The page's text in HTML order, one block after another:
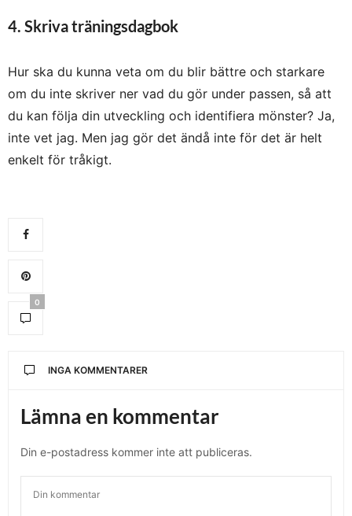
4. Skriva träningsdagbok
Hur ska du kunna veta om du blir bättre och starkare
om du inte skriver ner vad du gör under passen, så att
du kan följa din utveckling och identifiera mönster? Ja,
inte vet jag. Men jag gör det ändå inte för det är helt
enkelt för tråkigt.
0
INGA KOMMENTARER
Lämna en kommentar
Din e-postadress kommer inte att publiceras.